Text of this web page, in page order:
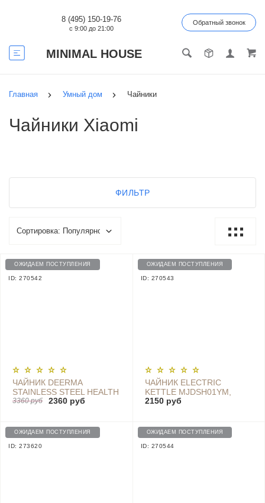
MINIMAL HOUSE
8 (495) 150-19-76
с 9:00 до 21:00
Обратный звонок
Главная Умный дом Чайники
Чайники Xiaomi
ФИЛЬТР
ОЖИДАЕМ ПОСТУПЛЕНИЯ
ID: 270542
ЧАЙНИК DEERMA
STAINLESS STEEL HEALTH
POT - DEM - YS802
3360 руб 2360 руб
ОЖИДАЕМ ПОСТУПЛЕНИЯ
ID: 270543
ЧАЙНИК ELECTRIC
KETTLE MJDSH01YM,
WHITE
2150 руб
ОЖИДАЕМ ПОСТУПЛЕНИЯ
ID: 273620
ОЖИДАЕМ ПОСТУПЛЕНИЯ
ID: 270544